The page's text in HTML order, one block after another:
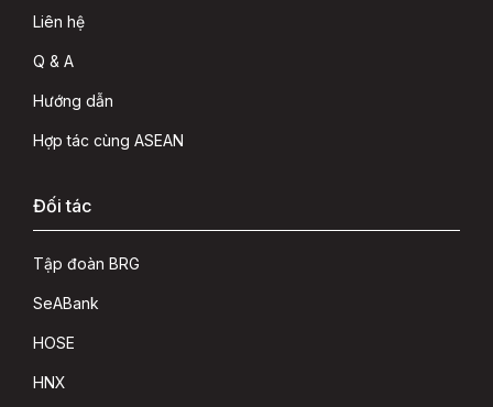
Liên hệ
Q & A
Hướng dẫn
Hợp tác cùng ASEAN
Đối tác
Tập đoàn BRG
SeABank
HOSE
HNX